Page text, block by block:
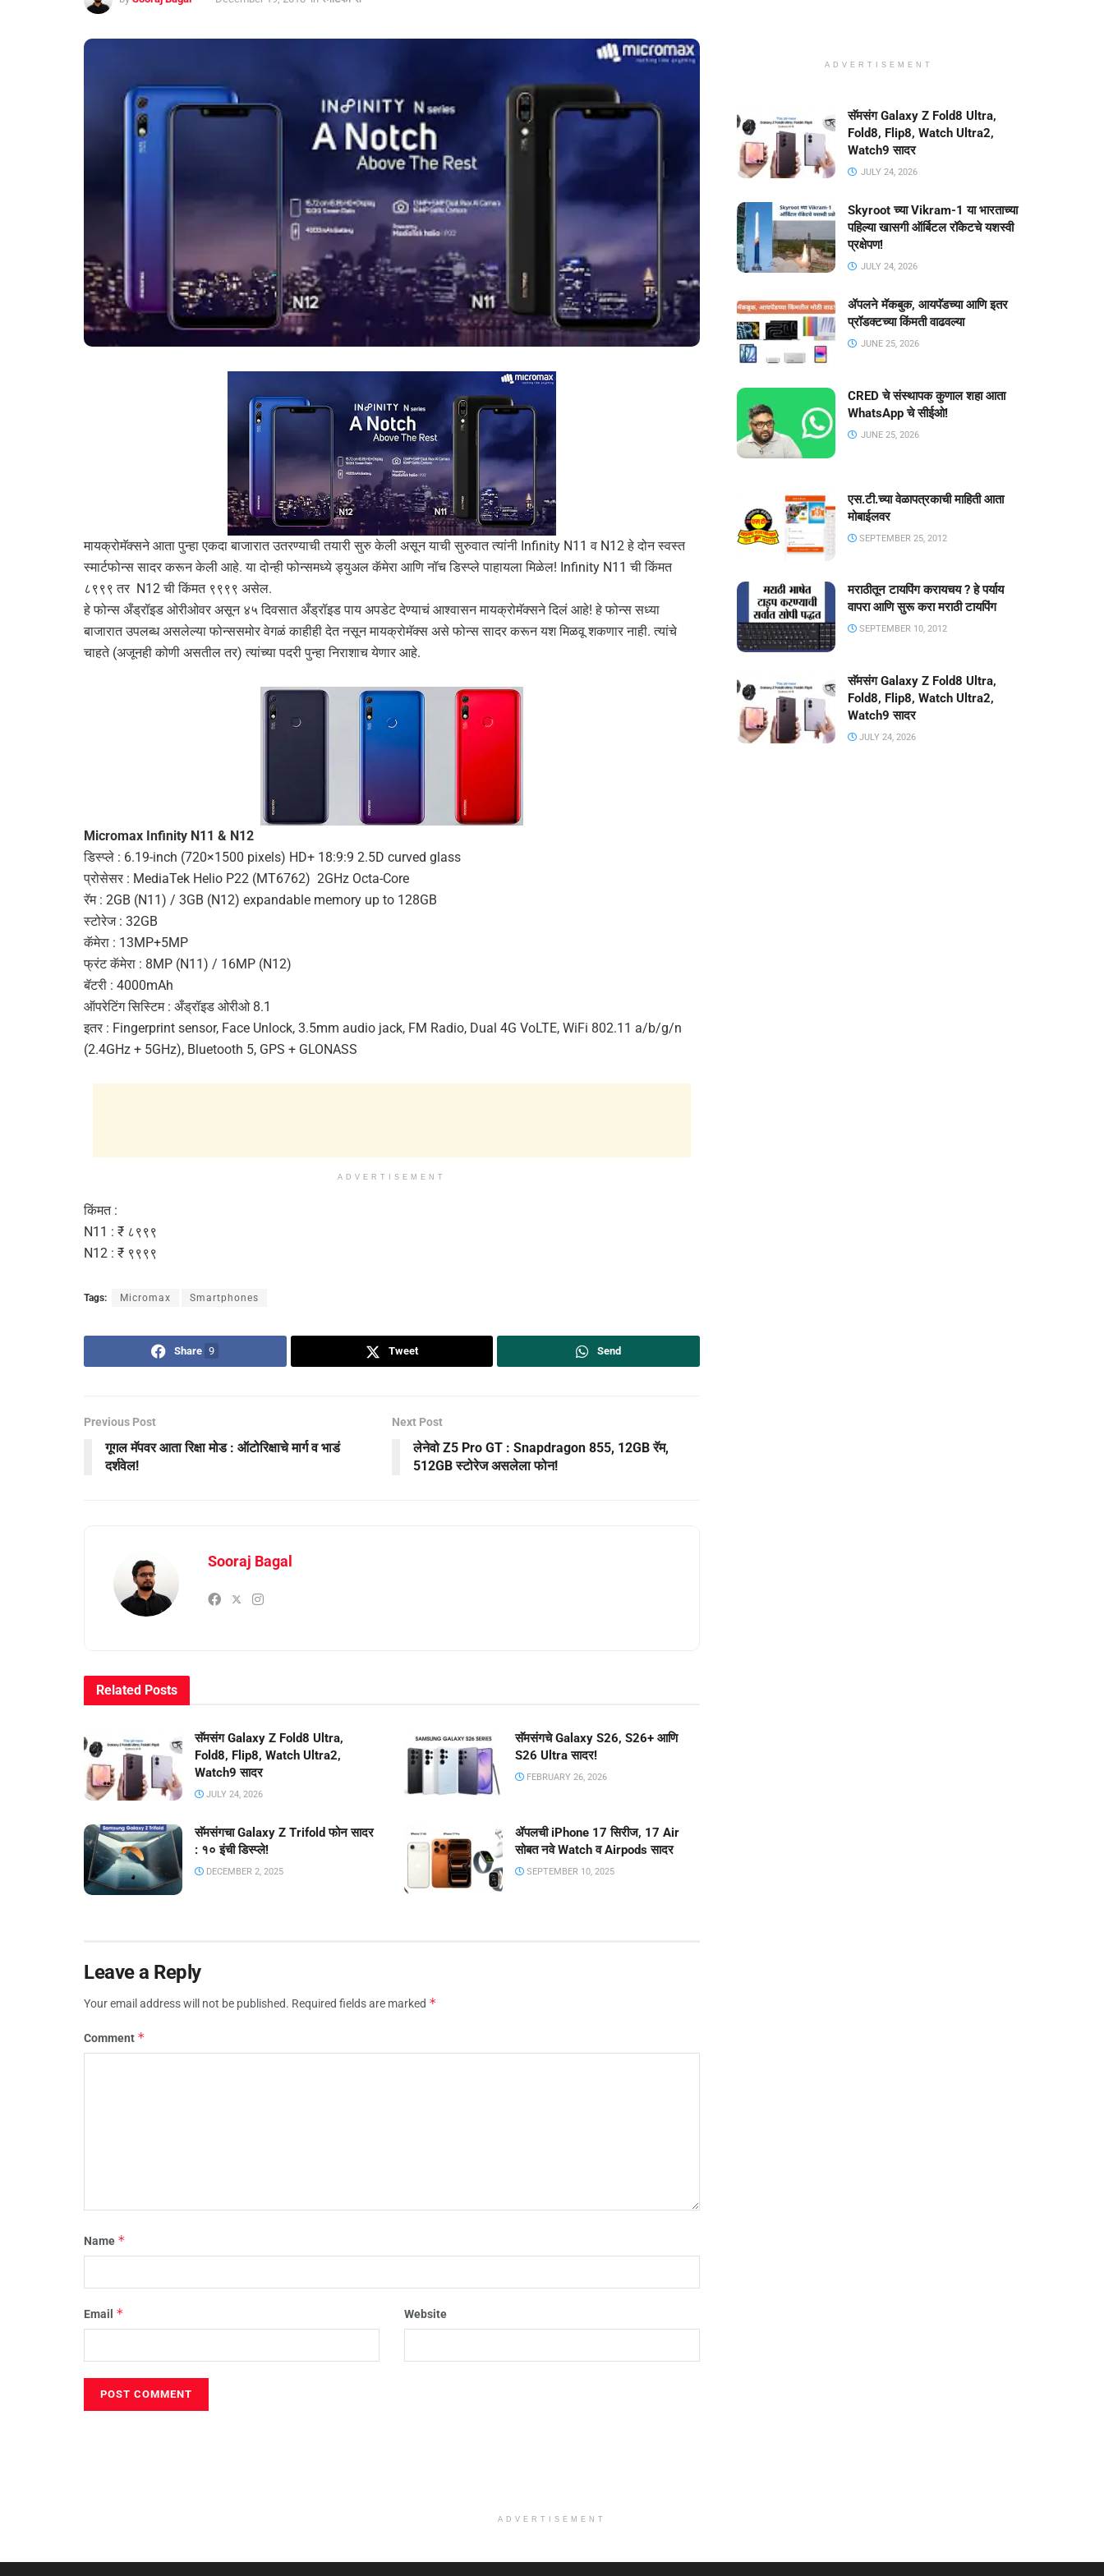
मायक्रोमॅक्सने आता पुन्हा एकदा बाजारात उतरण्याची तयारी सुरु केली असून याची सुरुवात त्यांनी Infinity N11 व N12 हे दोन स्वस्त
स्मार्टफोन्स सादर करून केली आहे. या दोन्ही फोन्समध्ये ड्युअल कॅमेरा आणि नॉच डिस्प्ले पाहायला मिळेल! Infinity N11 ची किंमत
८९९९ तर N12 ची किंमत ९९९९ असेल.
हे फोन्स अँड्रॉइड ओरीओवर असून ४५ दिवसात अँड्रॉइड पाय अपडेट देण्याचं आश्वासन मायक्रोमॅक्सने दिलं आहे! हे फोन्स सध्या
बाजारात उपलब्ध असलेल्या फोन्ससमोर वेगळं काहीही देत नसून मायक्रोमॅक्स असे फोन्स सादर करून यश मिळवू शकणार नाही. त्यांचे
चाहते (अजूनही कोणी असतील तर) त्यांच्या पदरी पुन्हा निराशाच येणार आहे.
Micromax Infinity N11 & N12
डिस्प्ले : 6.19-inch (720×1500 pixels) HD+ 18:9:9 2.5D curved glass
प्रोसेसर : MediaTek Helio P22 (MT6762) 2GHz Octa-Core
रॅम : 2GB (N11) / 3GB (N12) expandable memory up to 128GB
स्टोरेज : 32GB
कॅमेरा : 13MP+5MP
फ्रंट कॅमेरा : 8MP (N11) / 16MP (N12)
बॅटरी : 4000mAh
ऑपरेटिंग सिस्टिम : अँड्रॉइड ओरीओ 8.1
इतर : Fingerprint sensor, Face Unlock, 3.5mm audio jack, FM Radio, Dual 4G VoLTE, WiFi 802.11 a/b/g/n
(2.4GHz + 5GHz), Bluetooth 5, GPS + GLONASS
ADVERTISEMENT
किंमत :
N11 : ₹ ८९९९
N12 : ₹ ९९९९
Tags: Micromax Smartphones
Share 9 Tweet Send
Previous Post
गूगल मॅपवर आता रिक्षा मोड : ऑटोरिक्षाचे मार्ग व भाडं
दर्शवेल!
Next Post
लेनेवो Z5 Pro GT : Snapdragon 855, 12GB रॅम,
512GB स्टोरेज असलेला फोन!
Sooraj Bagal
Related Posts
सॅमसंग Galaxy Z Fold8 Ultra,
Fold8, Flip8, Watch Ultra2,
Watch9 सादर
JULY 24, 2026
सॅमसंगचे Galaxy S26, S26+ आणि
S26 Ultra सादर!
FEBRUARY 26, 2026
सॅमसंगचा Galaxy Z Trifold फोन सादर
: १० इंची डिस्प्ले!
DECEMBER 2, 2025
ॲपलची iPhone 17 सिरीज, 17 Air
सोबत नवे Watch व Airpods सादर
SEPTEMBER 10, 2025
Leave a Reply
Your email address will not be published. Required fields are marked *
Comment *
Name *
Email * Website
ADVERTISEMENT
सॅमसंग Galaxy Z Fold8 Ultra,
Fold8, Flip8, Watch Ultra2,
Watch9 सादर
JULY 24, 2026
Skyroot च्या Vikram-1 या भारताच्या
पहिल्या खासगी ऑर्बिटल रॉकेटचे यशस्वी
प्रक्षेपण!
JULY 24, 2026
ॲपलने मॅकबुक, आयपॅडच्या आणि इतर
प्रॉडक्टच्या किंमती वाढवल्या
JUNE 25, 2026
CRED चे संस्थापक कुणाल शहा आता
WhatsApp चे सीईओ!
JUNE 25, 2026
एस.टी.च्या वेळापत्रकाची माहिती आता
मोबाईलवर
SEPTEMBER 25, 2012
मराठीतून टायपिंग करायचय ? हे पर्याय
वापरा आणि सुरू करा मराठी टायपिंग
SEPTEMBER 10, 2012
सॅमसंग Galaxy Z Fold8 Ultra,
Fold8, Flip8, Watch Ultra2,
Watch9 सादर
JULY 24, 2026
ADVERTISEMENT